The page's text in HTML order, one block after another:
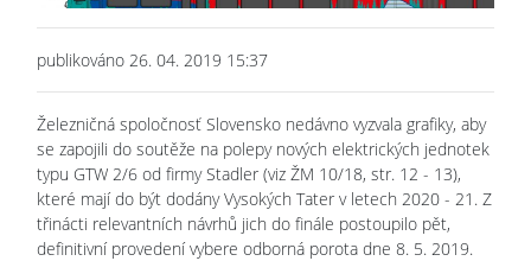
publikováno 26. 04. 2019 15:37
Železničná spoločnosť Slovensko nedávno vyzvala grafiky, aby
se zapojili do soutěže na polepy nových elektrických jednotek
typu GTW 2/6 od firmy Stadler (viz ŽM 10/18, str. 12 - 13),
které mají do být dodány Vysokých Tater v letech 2020 - 21. Z
třinácti relevantních návrhů jich do finále postoupilo pět,
definitivní provedení vybere odborná porota dne 8. 5. 2019.